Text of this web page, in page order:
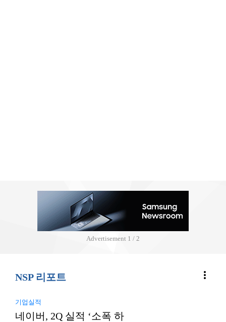
Advertisement 2 / 2
NSP 리포트 more_vert
기업실적
네이버, 2Q 실적 ‘소폭 하